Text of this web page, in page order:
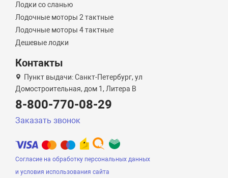
Лодки со сланью
Лодочные моторы 2 тактные
Лодочные моторы 4 тактные
Дешевые лодки
Контакты
Пункт выдачи: Санкт-Петербург, ул
Домостроительная, дом 1, Литера B
8-800-770-08-29
Заказать звонок
Согласие на обработку персональных данных
и условия использования сайта